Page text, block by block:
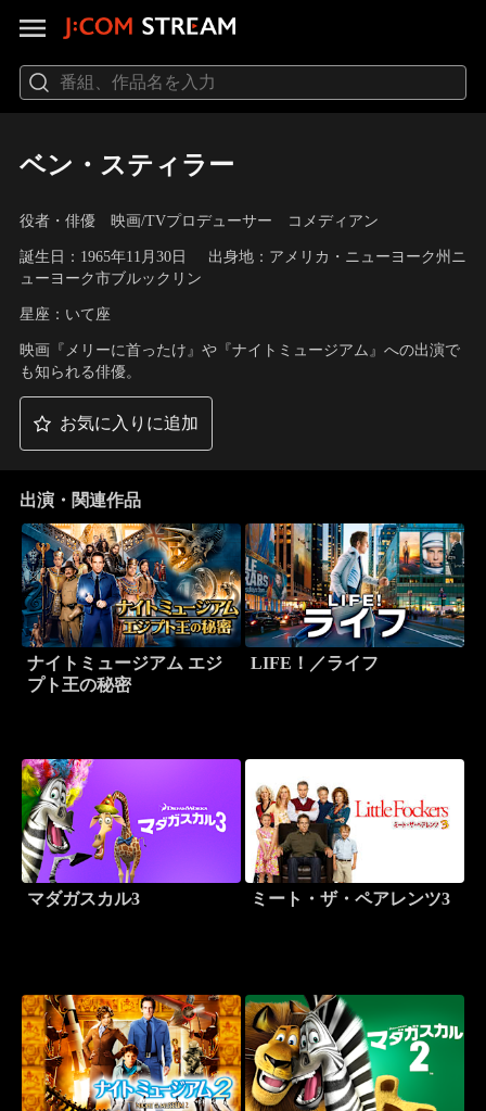
ベン・スティラー
役者・俳優 映画/TVプロデューサー コメディアン
誕生日：1965年11月30日
出身地：アメリカ・ニューヨーク州ニ
ューヨーク市ブルックリン
星座：いて座
映画『メリーに首ったけ』や『ナイトミュージアム』への出演で
も知られる俳優。
お気に入りに追加
出演・関連作品
ナイトミュージアム エジ
プト王の秘密
LIFE！／ライフ
マダガスカル3 ミート・ザ・ペアレンツ3